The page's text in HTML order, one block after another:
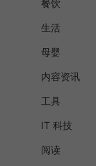
餐饮
生活
母婴
内容资讯
工具
IT 科技
阅读